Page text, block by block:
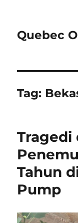
Quebec
Tag:
Tragedi
Tahun
Pump